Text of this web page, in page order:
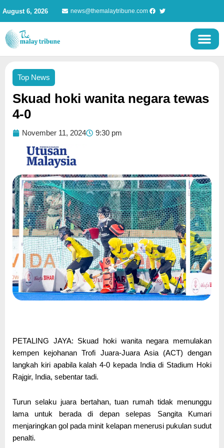
content
August 6, 2026 news@themalaytribune.com
Top News
Skuad hoki wanita negara tewas
4-0
November 11, 2024 9:30 pm
PETALING JAYA: Skuad hoki wanita negara memulakan
kempen kejohanan Trofi Juara-Juara Asia (ACT) dengan
langkah kiri apabila kalah 4-0 kepada India di Stadium Hoki
Rajgir, India, sebentar tadi.
Turun selaku juara bertahan, tuan rumah tidak menunggu
lama untuk berada di depan selepas Sangita Kumari
menjaringkan gol pada minit kelapan menerusi pukulan sudut
penalti.